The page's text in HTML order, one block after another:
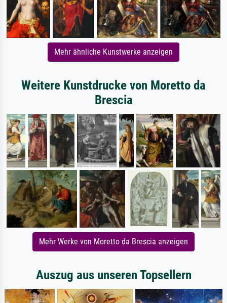
Mehr ähnliche Kunstwerke anzeigen
Weitere Kunstdrucke von Moretto da
Brescia
Mehr Werke von Moretto da Brescia anzeigen
Auszug aus unseren Topsellern